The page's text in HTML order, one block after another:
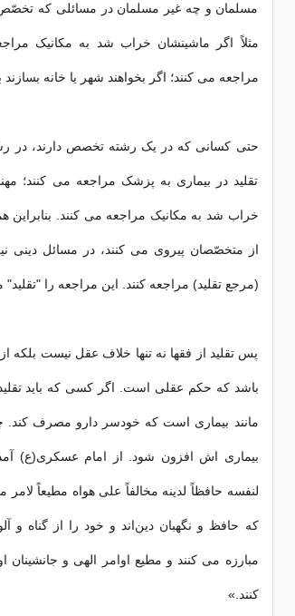
مسلمان و چه غیر مسلمان در مسائلی که تخصّص
مثلاً اگر ماشینشان خراب شد به مکانیک
مراجعه می کنند؛ اگر بخواهند شهر یا خانه
حتی کسانی که در یک رشته تخصص دارند،‌ در
تقلید در بیماری به پزشک مراجعه می کنند؛
خراب شد به مکانیک مراجعه می کنند. بنابراین
از متخصّصان پیروی می کنند، در مسائل دینی
(مرجع تقلید) مراجعه کنند. این مراجعه را "تقلید"
پس تقلید از فقها نه تنها خلاف عقل نیست
باشد که حکم عقلی است. اگر کسی که باید تقلید
مانند بیماری است که خودسر دارو مصرف
بیماری اش افزون شود. از امام عسکری(ع)
لنفسه حافظاً لدینه مخالفاً علی هواه مطیعاً لامر
که حافظ و نگهبان دین‌اند و خود را از گناه و
مبارزه می کنند و مطیع اوامر الهی و جانشینان
کنند.»